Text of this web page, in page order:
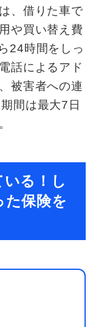
、借りた車で
や買い替え費
24時間をしっ
話によるアド
被害者への連
間は最大7日
る！し
た保険を